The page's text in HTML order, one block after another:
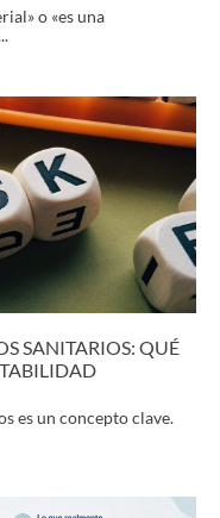
o «es una
SANITARIOS: QUÉ
es un concepto clave.